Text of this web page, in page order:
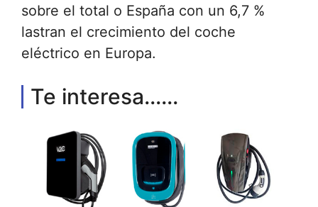
sobre el total o España con un 6,7 %
lastran el crecimiento del coche
eléctrico en Europa.
Te interesa......